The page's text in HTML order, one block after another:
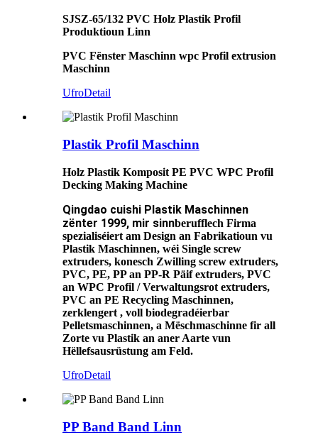
SJSZ-65/132 PVC Holz Plastik Profil
Produktioun Linn
PVC Fënster Maschinn wpc Profil extrusion
Maschinn
UfroDetail
Plastik Profil Maschinn
Holz Plastik Komposit PE PVC WPC Profil
Decking Making Machine
Qingdao cuishi Plastik Maschinnen
zënter 1999, mir sinnberufflech Firma
spezialiséiert am Design an Fabrikatioun vu
Plastik Maschinnen, wéi Single screw
extruders, konesch Zwilling screw extruders,
PVC, PE, PP an PP-R Päif extruders, PVC
an WPC Profil / Verwaltungsrot extruders,
PVC an PE Recycling Maschinnen,
zerklengert , voll biodegradéierbar
Pelletsmaschinnen, a Mëschmaschinne fir all
Zorte vu Plastik an aner Aarte vun
Hëllefsausrüstung am Feld.
UfroDetail
PP Band Band Linn